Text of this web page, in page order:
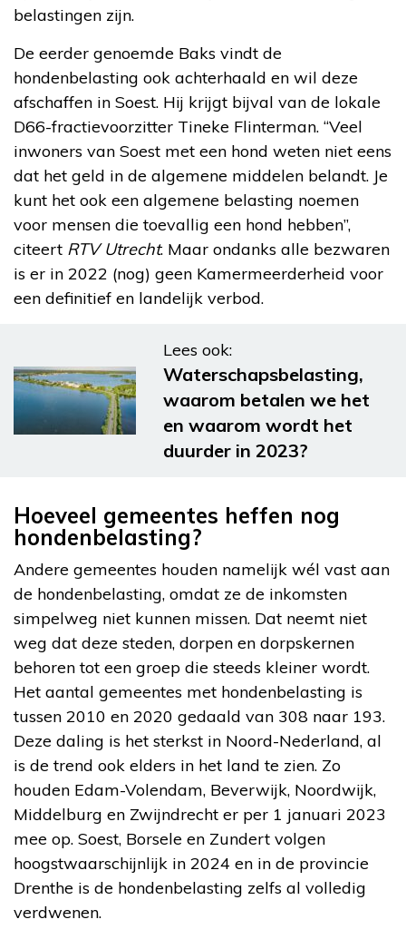
belastingen zijn.
De eerder genoemde Baks vindt de
hondenbelasting ook achterhaald en wil deze
afschaffen in Soest. Hij krijgt bijval van de lokale
D66-fractievoorzitter Tineke Flinterman. “Veel
inwoners van Soest met een hond weten niet eens
dat het geld in de algemene middelen belandt. Je
kunt het ook een algemene belasting noemen
voor mensen die toevallig een hond hebben”,
citeert RTV Utrecht. Maar ondanks alle bezwaren
is er in 2022 (nog) geen Kamermeerderheid voor
een definitief en landelijk verbod.
Lees ook:
Waterschapsbelasting,
waarom betalen we het
en waarom wordt het
duurder in 2023?
Hoeveel gemeentes heffen nog
hondenbelasting?
Andere gemeentes houden namelijk wél vast aan
de hondenbelasting, omdat ze de inkomsten
simpelweg niet kunnen missen. Dat neemt niet
weg dat deze steden, dorpen en dorpskernen
behoren tot een groep die steeds kleiner wordt.
Het aantal gemeentes met hondenbelasting is
tussen 2010 en 2020 gedaald van 308 naar 193.
Deze daling is het sterkst in Noord-Nederland, al
is de trend ook elders in het land te zien. Zo
houden Edam-Volendam, Beverwijk, Noordwijk,
Middelburg en Zwijndrecht er per 1 januari 2023
mee op. Soest, Borsele en Zundert volgen
hoogstwaarschijnlijk in 2024 en in de provincie
Drenthe is de hondenbelasting zelfs al volledig
verdwenen.